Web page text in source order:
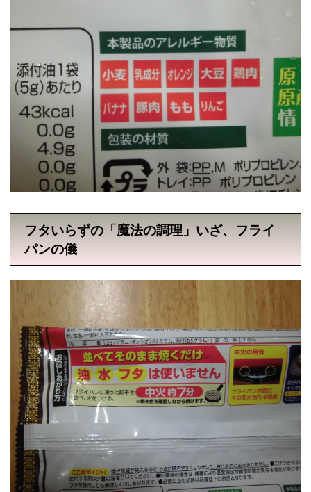
フタいらずの「魔法の調理」いざ、フライ
パンの儀